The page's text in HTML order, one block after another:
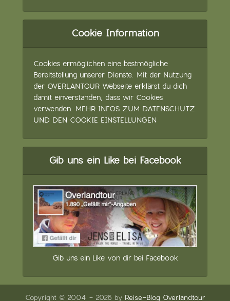
Cookie Information
Cookies ermöglichen eine bestmögliche
Bereitstellung unserer Dienste. Mit der Nutzung
der OVERLANTOUR Webseite erklärst du dich
damit einverstanden, dass wir Cookies
verwenden. MEHR INFOS ZUM DATENSCHUTZ
UND DEN COOKIE EINSTELLUNGEN
Gib uns ein Like bei Facebook
Gib uns ein Like von dir bei Facebook
Copyright © 2004 - 2026 by Reise-Blog Overlandtour